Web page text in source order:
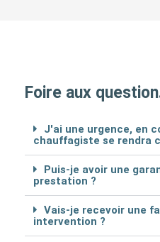
Foire aux
J'ai une urgence, en
chauffagiste se rendra
Puis-je avoir une
prestation ?
Vais-je recevoir une
intervention ?